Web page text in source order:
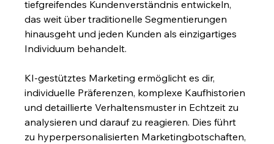
tiefgreifendes Kundenverständnis entwickeln,
das weit über traditionelle Segmentierungen
hinausgeht und jeden Kunden als einzigartiges
Individuum behandelt.
KI-gestütztes Marketing ermöglicht es dir,
individuelle Präferenzen, komplexe Kaufhistorien
und detaillierte Verhaltensmuster in Echtzeit zu
analysieren und darauf zu reagieren. Dies führt
zu hyperpersonalisierten Marketingbotschaften,